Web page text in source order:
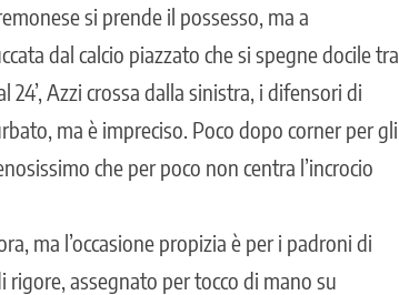
si prende il possesso, ma a
dal calcio piazzato che si spegne docile tra
Azzi crossa dalla sinistra, i difensori di
ma è impreciso. Poco dopo corner per gli
che per poco non centra l’incrocio
ma l’occasione propizia è per i padroni di
rigore, assegnato per tocco di mano su